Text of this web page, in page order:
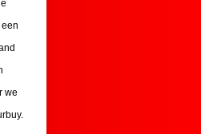
we